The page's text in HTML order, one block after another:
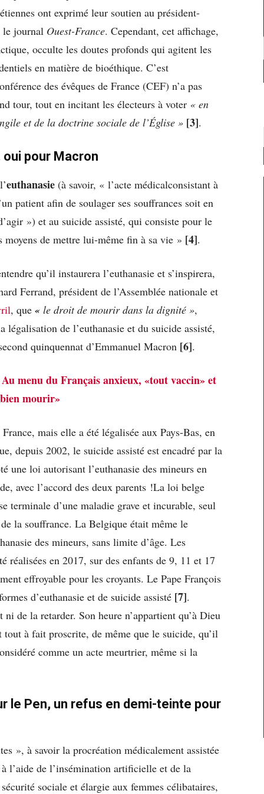
ont exprimé leur soutien au président-
le journal Ouest-France. Cependant, cet affichage,
occulte les doutes profonds qui agitent les
en matière de bioéthique. C’est
des évêques de France (CEF) n’a pas
tour, tout en incitant les électeurs à voter « en
et de la doctrine sociale de l’Église » [3].
oui pour Macron
euthanasie (à savoir, « l’acte médicalconsistant à
patient afin de soulager ses souffrances soit en
») et au suicide assisté, qui consiste pour le
de mettre lui-même fin à sa vie » [4].
qu’il instaurera l’euthanasie et s’inspirera,
Ferrand, président de l’Assemblée nationale et
, que « le droit de mourir dans la dignité »,
légalisation de l’euthanasie et du suicide assisté,
quinquennat d’Emmanuel Macron [6].
Au menu du Français anxieux, «tout vaccin» et
mourir»
mais elle a été légalisée aux Pays-Bas, en
depuis 2002, le suicide assisté est encadré par la
une loi autorisant l’euthanasie des mineurs en
avec l’accord des deux parents !La loi belge
terminale d’une maladie grave et incurable, seul
la souffrance. La Belgique était même le
des mineurs, sans limite d’âge. Les
réalisées en 2017, sur des enfants de 9, 11 et 17
effroyable pour les croyants. Le Pape François
d’euthanasie et de suicide assisté [7].
de la retarder. Son heure n’appartient qu’à Dieu
tout à fait proscrite, de même que le suicide, qu’il
comme un acte meurtrier, même si la
le Pen, un refus en demi-teinte pour
», à savoir la procréation médicalement assistée
l’aide de l’insémination artificielle et de la
sociale et élargie aux femmes célibataires,